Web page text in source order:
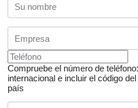
Compruebe el número de
internacional e incluir el código
país